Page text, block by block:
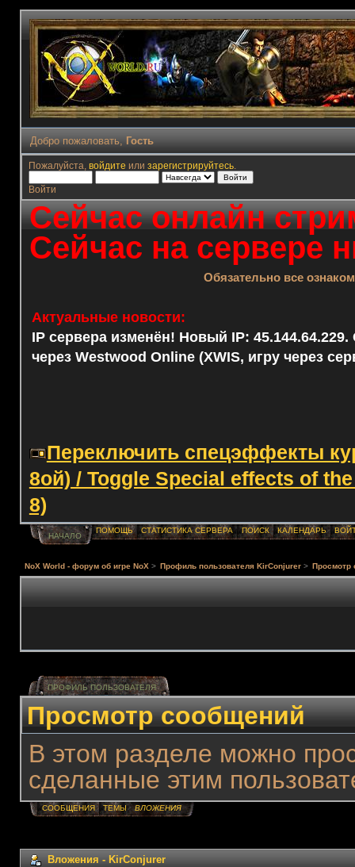
Добро пожаловать, Гость
Пожалуйста, войдите или зарегистрируйтесь.
Войти
Сейчас онлайн
Сейчас на сервере
Обязательно все
Актуальные новости:
IP сервера изменён! Новый IP: 45.144.64.229.
через Westwood Online (XWIS, игру через
Переключить спецэффекты
8ой) / Toggle Special effects of
8)
НАЧАЛО
ПОМОЩЬ СТАТИСТИКА СЕРВЕРА ПОИСК КАЛЕНДАРЬ
NoX World - форум об игре NoX > Профиль пользователя KirConjurer > Просмотр
ПРОФИЛЬ ПОЛЬЗОВАТЕЛЯ
Просмотр сообщений
В этом разделе можно
сделанные этим
СООБЩЕНИЯ ТЕМЫ ВЛОЖЕНИЯ
Вложения - KirConjurer